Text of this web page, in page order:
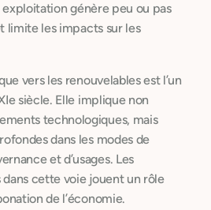
génère peu ou pas
limite les impacts sur les
vers les renouvelables est l’un
siècle. Elle implique non
technologiques, mais
dans les modes de
et d’usages. Les
cette voie jouent un rôle
de l’économie.